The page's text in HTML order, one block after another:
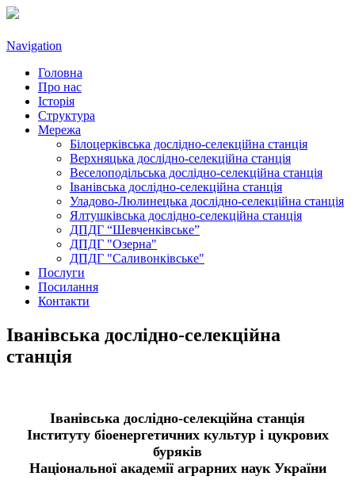
Navigation
Головна
Про нас
Історія
Структура
Мережа
Білоцерківська дослідно-селекційна станція
Верхняцька дослідно-селекційна станція
Веселоподільська дослідно-селекційна станція
Іванівська дослідно-селекційна станція
Уладово-Люлинецькa дослідно-селекційна станція
Ялтушківськa дослідно-селекційна станція
ДПДГ “Шевченківське”
ДПДГ "Озерна"
ДПДГ "Саливонківське"
Послуги
Посилання
Контакти
Іванівська дослідно-селекційна
станція
Іванівська дослідно-селекційна станція
Інституту біоенергетичних культур і цукрових
буряків
Національної академії аграрних наук України